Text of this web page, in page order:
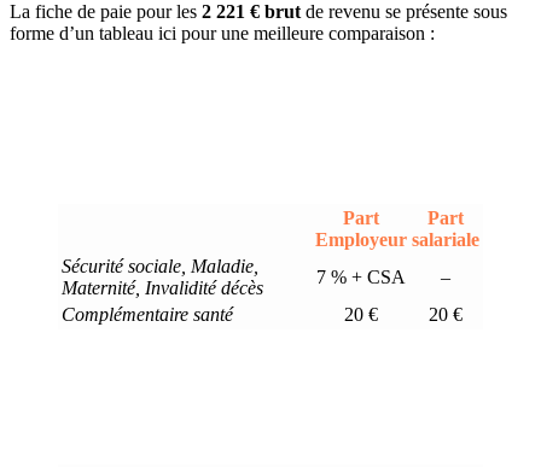
La fiche de paie pour les 2 221 € brut de revenu se présente sous
forme d’un tableau ici pour une meilleure comparaison :
Part
Employeur
Part
salariale
Sécurité sociale, Maladie,
Maternité, Invalidité décès
7 % + CSA
–
Complémentaire santé
20 € 20 €